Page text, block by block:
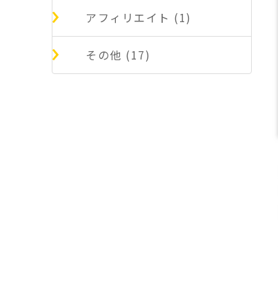
アフィリエイト (1)
その他 (17)